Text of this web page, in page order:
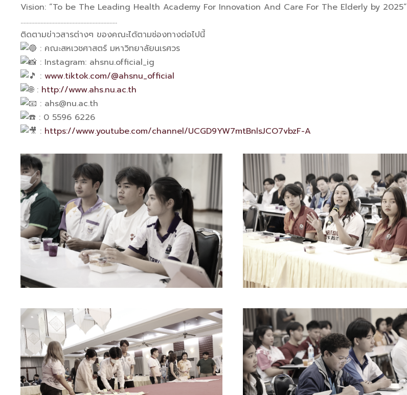
Vision: “To be The Leading Health Academy For Innovation And Care For The Elderly by 2025”
………………………………………………………
ติดตามข่าวสารต่างๆ ของคณะได้ตามช่องทางต่อไปนี้
: คณะสหเวชศาสตร์ มหาวิทยาลัยนเรศวร
: Instagram: ahsnu.official_ig
: www.tiktok.com/@ahsnu_official
: http://www.ahs.nu.ac.th
: ahs@nu.ac.th
: 0 5596 6226
: https://www.youtube.com/channel/UCGD9YW7mtBnlsJCO7vbzF-A